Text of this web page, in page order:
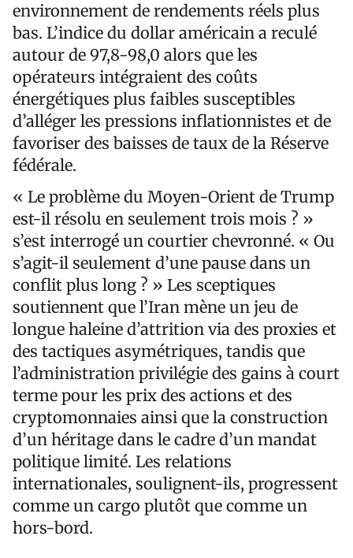
environnement de rendements réels plus
bas. L’indice du dollar américain a reculé
autour de 97,8-98,0 alors que les
opérateurs intégraient des coûts
énergétiques plus faibles susceptibles
d’alléger les pressions inflationnistes et de
favoriser des baisses de taux de la Réserve
fédérale.
« Le problème du Moyen-Orient de Trump
est-il résolu en seulement trois mois ? »
s’est interrogé un courtier chevronné. « Ou
s’agit-il seulement d’une pause dans un
conflit plus long ? » Les sceptiques
soutiennent que l’Iran mène un jeu de
longue haleine d’attrition via des proxies et
des tactiques asymétriques, tandis que
l’administration privilégie des gains à court
terme pour les prix des actions et des
cryptomonnaies ainsi que la construction
d’un héritage dans le cadre d’un mandat
politique limité. Les relations
internationales, soulignent-ils, progressent
comme un cargo plutôt que comme un
hors-bord.